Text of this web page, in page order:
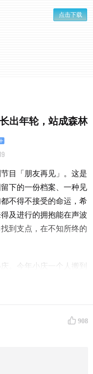
点击下载
出年轮，站成森林
目「朋友再见」。这是
下的一份档案、一种见
不得不接受的命运，希
及进行的拥抱能在声波
到支点，在不知所终的
。今年小庆一个人搬到
，能够在巨大的痛苦和
们。来信请注明#朋友
908